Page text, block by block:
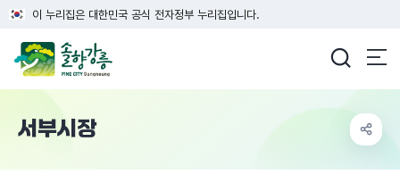
이 누리집은 대한민국 공식 전자정부 누리집입니다.
서부시장